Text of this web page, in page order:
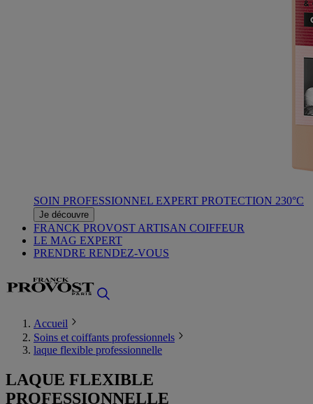
SOIN PROFESSIONNEL EXPERT PROTECTION 230°C
Je découvre
FRANCK PROVOST ARTISAN COIFFEUR
LE MAG EXPERT
PRENDRE RENDEZ-VOUS
Accueil
Soins et coiffants professionnels
laque flexible professionnelle
LAQUE FLEXIBLE
PROFESSIONNELLE​